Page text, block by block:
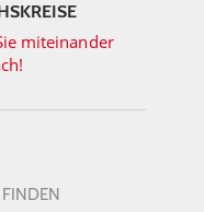
miteinander
FINDEN